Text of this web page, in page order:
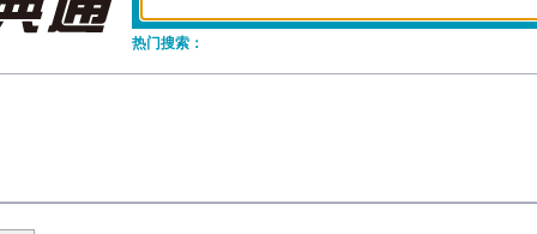
热门搜索：